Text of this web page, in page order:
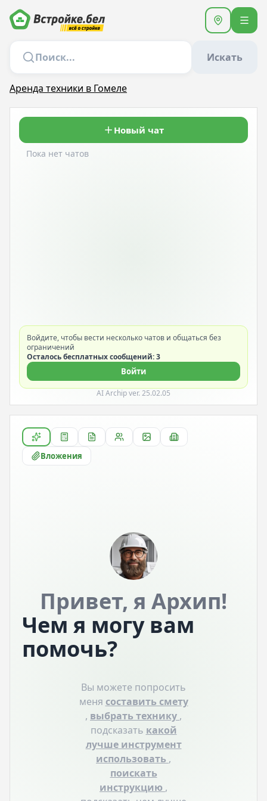
Искать
Аренда техники в Гомеле
Новый чат
Пока нет чатов
Войдите, чтобы вести несколько чатов и общаться без
ограничений
Осталось бесплатных сообщений: 3
Войти
AI Archip ver. 25.02.05
Вложения
Привет, я Архип!
Чем я могу вам
помочь?
Вы можете попросить
меня составить смету
, выбрать технику ,
подсказать какой
лучше инструмент
использовать ,
поискать
инструкцию ,